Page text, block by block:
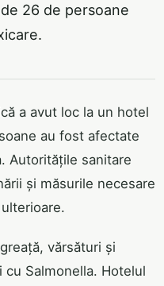
26 de persoane
a avut loc la un hotel
au fost afectate
Autoritățile sanitare
și măsurile necesare
vărsături și
Salmonella. Hotelul